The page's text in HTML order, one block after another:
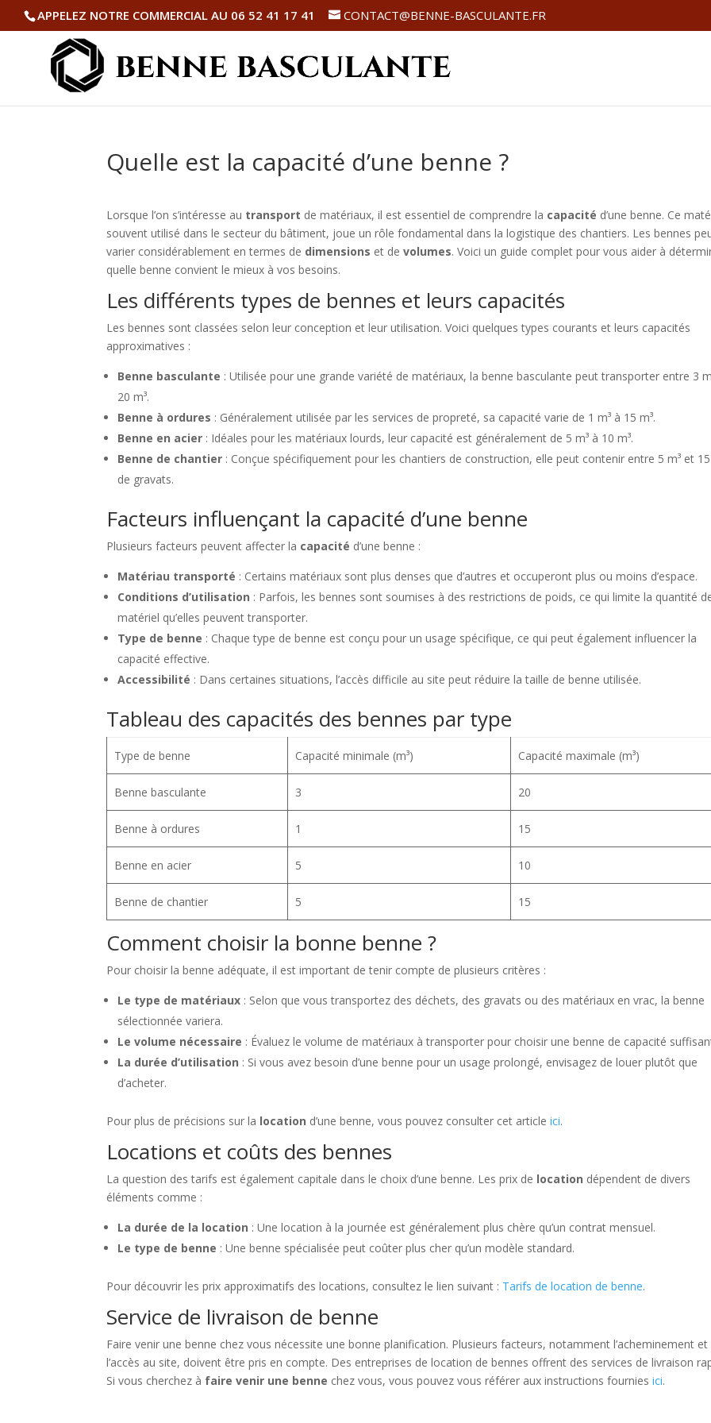
APPELEZ NOTRE COMMERCIAL AU 06 52 41 17 41 CONTACT@BENNE-BASCULANTE.FR
Quelle est la capacité d’une benne ?
Lorsque l’on s’intéresse au transport de matériaux, il est essentiel de comprendre la capacité d’une benne. Ce
souvent utilisé dans le secteur du bâtiment, joue un rôle fondamental dans la logistique des chantiers. Les bennes
varier considérablement en termes de dimensions et devolumes. Voici un guide complet pour vous aider à
quelle benne convient le mieux à vos besoins.
Les différents types de bennes et leurs capacités
Les bennes sont classées selon leur conception et leur utilisation. Voici quelques types courants et leurs capacités
approximatives :
Benne basculante : Utilisée pour une grande variété de matériaux, la benne basculante peut transporter entre 3
20 m³.
Benne à ordures : Généralement utilisée par les services de propreté, sa capacité varie de 1 m³ à 15 m³.
Benne en acier : Idéales pour les matériaux lourds, leur capacité est généralement de 5 m³ à 10 m³.
Benne de chantier : Conçue spécifiquement pour les chantiers de construction, elle peut contenir entre 5 m³ et 15
de gravats.
Facteurs influençant la capacité d’une benne
Plusieurs facteurs peuvent affecter la capacité d’une benne :
Matériau transporté : Certains matériaux sont plus denses que d’autres et occuperont plus ou moins d’espace.
Conditions d’utilisation : Parfois, les bennes sont soumises à des restrictions de poids, ce qui limite la quantité
matériel qu’elles peuvent transporter.
Type de benne : Chaque type de benne est conçu pour un usage spécifique, ce qui peut également influencer la
capacité effective.
Accessibilité : Dans certaines situations, l’accès difficile au site peut réduire la taille de benne utilisée.
Tableau des capacités des bennes par type
Type de benne Capacité minimale (m³) Capacité maximale (m³)
Benne basculante 3 20
Benne à ordures 1 15
Benne en acier 5 10
Benne de chantier 5 15
Comment choisir la bonne benne ?
Pour choisir la benne adéquate, il est important de tenir compte de plusieurs critères :
Le type de matériaux : Selon que vous transportez des déchets, des gravats ou des matériaux en vrac, la benne
sélectionnée variera.
Le volume nécessaire : Évaluez le volume de matériaux à transporter pour choisir une benne de capacité
La durée d’utilisation : Si vous avez besoin d’une benne pour un usage prolongé, envisagez de louer plutôt que
d’acheter.
Pour plus de précisions sur la location d’une benne, vous pouvez consulter cet articleici.
Locations et coûts des bennes
La question des tarifs est également capitale dans le choix d’une benne. Les prix de location dépendent de divers
éléments comme :
La durée de la location : Une location à la journée est généralement plus chère qu’un contrat mensuel.
Le type de benne : Une benne spécialisée peut coûter plus cher qu’un modèle standard.
Pour découvrir les prix approximatifs des locations, consultez le lien suivant : Tarifs de location de benne.
Service de livraison de benne
Faire venir une benne chez vous nécessite une bonne planification. Plusieurs facteurs, notamment l’acheminement et
l’accès au site, doivent être pris en compte. Des entreprises de location de bennes offrent des services de livraison
Si vous cherchez à faire venir une benne chez vous, vous pouvez vous référer aux instructions fourniesici.